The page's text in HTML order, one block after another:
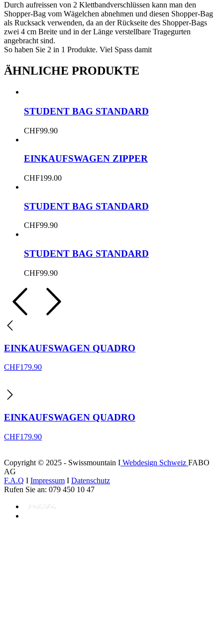
Durch aufreissen von 2 Klettbandverschlüssen kann man den
Shopper-Bag vom Wägelchen abnehmen und diesen Shopper-Bag
als Rucksack verwenden, da an der Rückseite des Shopper-Bags
zwei 4 cm Breite und in der Länge verstellbare Tragegurten
angebracht sind.
So haben Sie 2 in 1 Produkte. Viel Spass damit
ÄHNLICHE PRODUKTE
STUDENT BAG STANDARD
CHF99.90
EINKAUFSWAGEN ZIPPER
CHF199.00
STUDENT BAG STANDARD
CHF99.90
STUDENT BAG STANDARD
CHF99.90
EINKAUFSWAGEN QUADRO
CHF179.90
EINKAUFSWAGEN QUADRO
CHF179.90
Copyright © 2025 - Swissmountain I Webdesign Schweiz FABO
AG
F.A.Q I Impressum I Datenschutz
Rufen Sie an: 079 450 10 47